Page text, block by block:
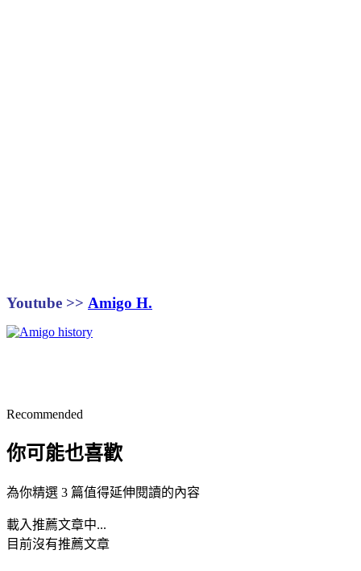
Youtube >> Amigo H.
Recommended
你可能也喜歡
為你精選 3 篇值得延伸閱讀的內容
載入推薦文章中...
目前沒有推薦文章